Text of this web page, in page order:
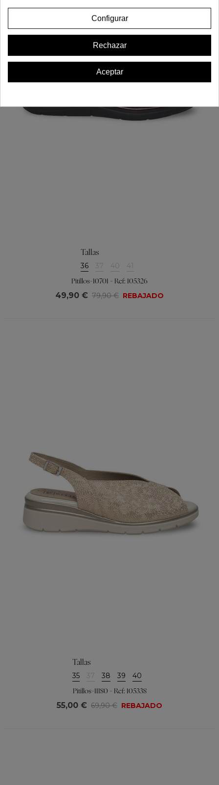
Tallas
36 37 40 41
Pitillos-10701 - Ref: 105326
49,90 € 79,90 € REBAJADO
Tallas
35 37 38 39 40
Pitillos-11180 - Ref: 105338
55,00 € 69,90 € REBAJADO
Configurar
Rechazar
Aceptar